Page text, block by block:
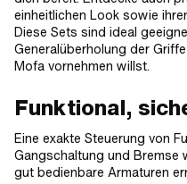
einheitlichen Look sowie
Diese Sets sind ideal
Generalüberholung der
Mofa vornehmen willst.
Funktional,
Eine exakte Steuerung von
Gangschaltung und Bremse
gut bedienbare Armaturen